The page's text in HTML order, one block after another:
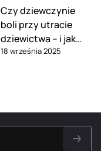
Czy dziewczynie
boli przy utracie
dziewictwa – i jak
tego uniknąć
18 września 2025